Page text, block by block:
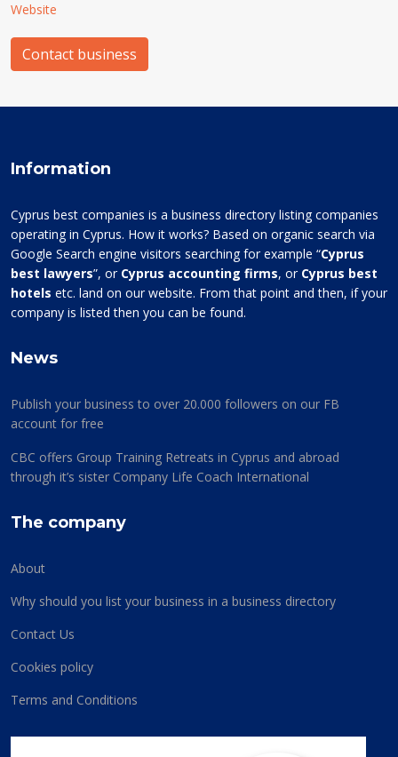
Website
Contact business
Information
Cyprus best companies is a business directory listing companies
operating in Cyprus. How it works? Based on organic search via
Google Search engine visitors searching for example “Cyprus
best lawyers”, or Cyprus accounting firms, or Cyprus best
hotels etc. land on our website. From that point and then, if your
company is listed then you can be found.
News
Publish your business to over 20.000 followers on our FB
account for free
CBC offers Group Training Retreats in Cyprus and abroad
through it’s sister Company Life Coach International
The company
About
Why should you list your business in a business directory
Contact Us
Cookies policy
Terms and Conditions